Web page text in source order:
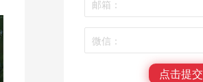
点击提交